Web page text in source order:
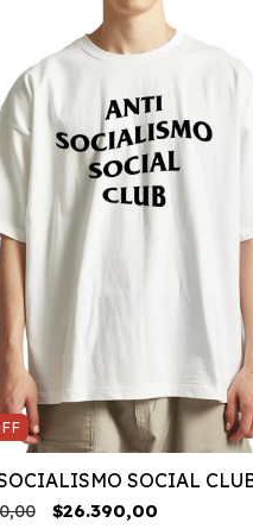
SOCIAL
$26.390,00